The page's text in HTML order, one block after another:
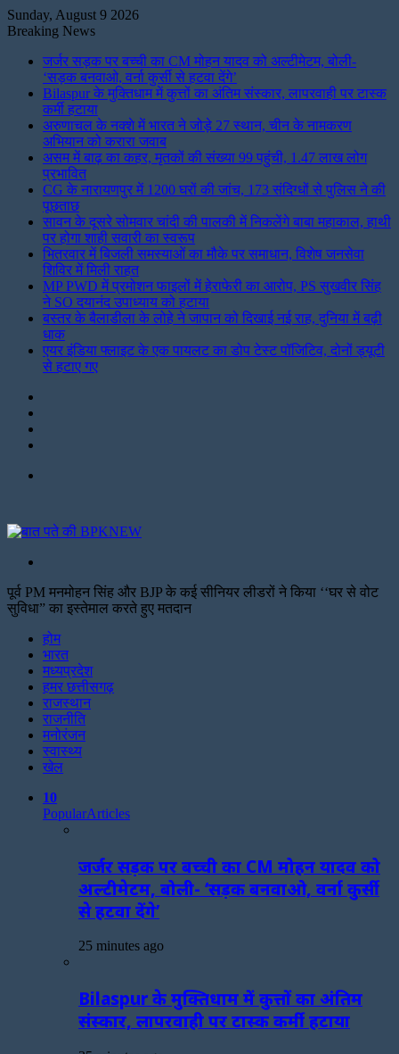
Sunday, August 9 2026
Breaking News
जर्जर सड़क पर बच्ची का CM मोहन यादव को अल्टीमेटम, बोली-
‘सड़क बनवाओ, वर्ना कुर्सी से हटवा देंगे’
Bilaspur के मुक्तिधाम में कुत्तों का अंतिम संस्कार, लापरवाही पर टास्क
कर्मी हटाया
अरुणाचल के नक्शे में भारत ने जोड़े 27 स्थान, चीन के नामकरण
अभियान को करारा जवाब
असम में बाढ़ का कहर, मृतकों की संख्या 99 पहुंची, 1.47 लाख लोग
प्रभावित
CG के नारायणपुर में 1200 घरों की जांच, 173 संदिग्धों से पुलिस ने की
पूछताछ
सावन के दूसरे सोमवार चांदी की पालकी में निकलेंगे बाबा महाकाल, हाथी
पर होगा शाही सवारी का स्वरूप
भितरवार में बिजली समस्याओं का मौके पर समाधान, विशेष जनसेवा
शिविर में मिली राहत
MP PWD में प्रमोशन फाइलों में हेराफेरी का आरोप, PS सुखवीर सिंह
ने SO दयानंद उपाध्याय को हटाया
बस्तर के बैलाडीला के लोहे ने जापान को दिखाई नई राह, दुनिया में बढ़ी
धाक
एयर इंडिया फ्लाइट के एक पायलट का डोप टेस्ट पॉजिटिव, दोनों ड्यूटी
से हटाए गए
पूर्व PM मनमोहन सिंह और BJP के कई सीनियर लीडरों ने किया ‘‘घर से वोट
सुविधा” का इस्तेमाल करते हुए मतदान
होम
भारत
मध्यप्रदेश
हमर छत्तीसगढ़
राजस्थान
राजनीति
मनोरंजन
स्वास्थ्य
खेल
10
PopularArticles
जर्जर सड़क पर बच्ची का CM मोहन यादव को
अल्टीमेटम, बोली- ‘सड़क बनवाओ, वर्ना कुर्सी
से हटवा देंगे’
25 minutes ago
Bilaspur के मुक्तिधाम में कुत्तों का अंतिम
संस्कार, लापरवाही पर टास्क कर्मी हटाया